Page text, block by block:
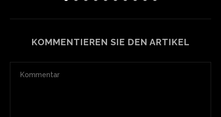
KOMMENTIEREN SIE DEN ARTIKEL